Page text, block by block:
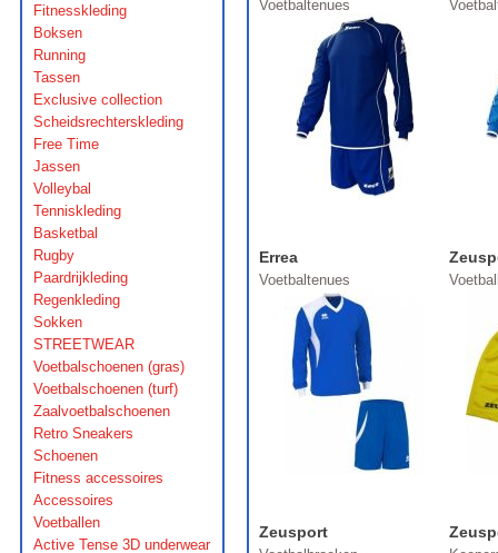
Fitnesskleding
Boksen
Running
Tassen
Exclusive collection
Scheidsrechterskleding
Free Time
Jassen
Volleybal
Tenniskleding
Basketbal
Rugby
Paardrijkleding
Regenkleding
Sokken
STREETWEAR
Voetbalschoenen (gras)
Voetbalschoenen (turf)
Zaalvoetbalschoenen
Retro Sneakers
Schoenen
Fitness accessoires
Accessoires
Voetballen
Active Tense 3D underwear
Voetbaltenues
Errea
Voetbaltenues
Zeusport